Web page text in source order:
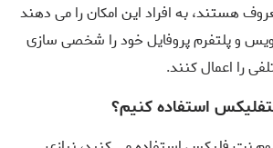
هستند، به افراد این امکان را می دهند
و پلتفرم پروفایل خود را شخصی سازی
را اعمال کنند.
استفاده کنیم؟